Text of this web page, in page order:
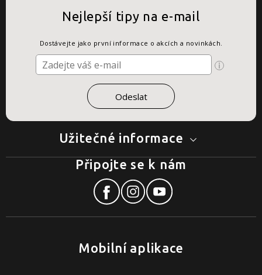
Užitečné informace
Nejlepší tipy na e-mail
Dostávejte jako první informace o akcích a novinkách.
Mobilní aplikace
Připojte se k nám